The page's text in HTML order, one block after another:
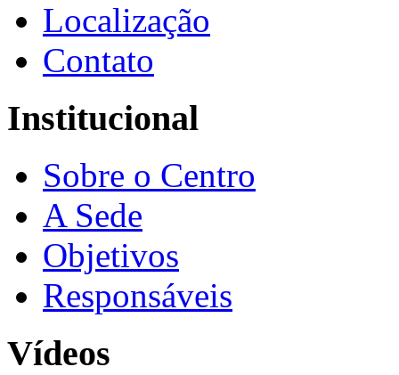
Localização
Contato
Institucional
Sobre o Centro
A Sede
Objetivos
Responsáveis
Vídeos